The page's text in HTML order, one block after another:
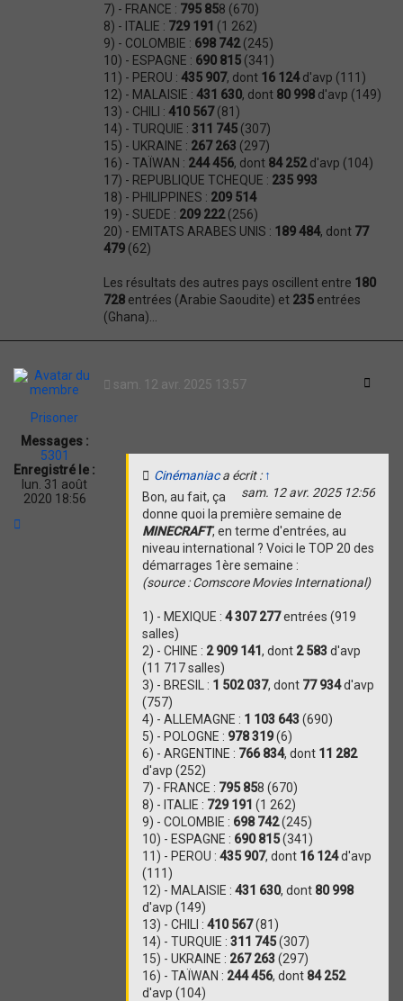
7) - FRANCE : 795 858 (670)
8) - ITALIE : 729 191 (1 262)
9) - COLOMBIE : 698 742(245)
10) - ESPAGNE : 690 815 (341)
11) - PEROU :435 907, dont 16 124d'avp (111)
12) - MALAISIE :431 630, dont 80 998 d'avp (149)
13) - CHILI :410 567(81)
14) - TURQUIE :311 745 (307)
15) - UKRAINE : 267 263 (297)
16) - TAÏWAN : 244 456, dont 84 252d'avp (104)
17) - REPUBLIQUE TCHEQUE : 235 993
18) - PHILIPPINES : 209 514
19) - SUEDE : 209 222(256)
20) - EMITATS ARABES UNIS : 189 484, dont 77
479 (62)
Les résultats des autres pays oscillent entre 180
728 entrées (Arabie Saoudite) et 235 entrées
(Ghana)...
Prisoner
Messages :
5301
Enregistré le :
lun. 31 août
2020 18:56
sam. 12 avr. 2025 13:57
Cinémaniaca écrit : ↑
sam. 12 avr. 2025 12:56
Bon, au fait, ça
donne quoi la première semaine de
MINECRAFT, en terme d'entrées, au
niveau international ? Voici le TOP 20 des
démarrages 1ère semaine :
(source : Comscore Movies International)
1) - MEXIQUE :4 307 277entrées (919
salles)
2) - CHINE : 2 909 141, dont 2 583d'avp
(11 717 salles)
3) - BRESIL : 1 502 037, dont 77 934d'avp
(757)
4) - ALLEMAGNE : 1 103 643(690)
5) - POLOGNE : 978 319(6)
6) - ARGENTINE : 766 834, dont 11 282
d'avp (252)
7) - FRANCE : 795 858 (670)
8) - ITALIE : 729 191 (1 262)
9) - COLOMBIE : 698 742(245)
10) - ESPAGNE : 690 815(341)
11) - PEROU :435 907, dont 16 124d'avp
(111)
12) - MALAISIE :431 630, dont 80 998
d'avp (149)
13) - CHILI :410 567(81)
14) - TURQUIE :311 745(307)
15) - UKRAINE : 267 263(297)
16) - TAÏWAN : 244 456, dont 84 252
d'avp (104)